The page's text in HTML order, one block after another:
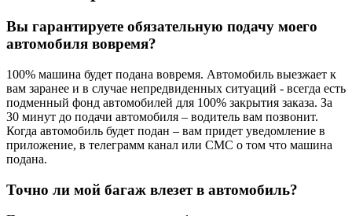
Вы гарантируете обязательную подачу моего
автомобиля вовремя?
100% машина будет подана вовремя. Автомобиль выезжает к
вам заранее и в случае непредвиденных ситуаций - всегда есть
подменный фонд автомобилей для 100% закрытия заказа. За
30 минут до подачи автомобиля – водитель вам позвонит.
Когда автомобиль будет подан – вам придет уведомление в
приложение, в телеграмм канал или СМС о том что машина
подана.
Точно ли мой багаж влезет в автомобиль?